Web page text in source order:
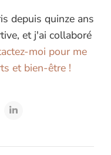
depuis quinze ans
et j'ai collaboré
moi pour me
et bien-être !